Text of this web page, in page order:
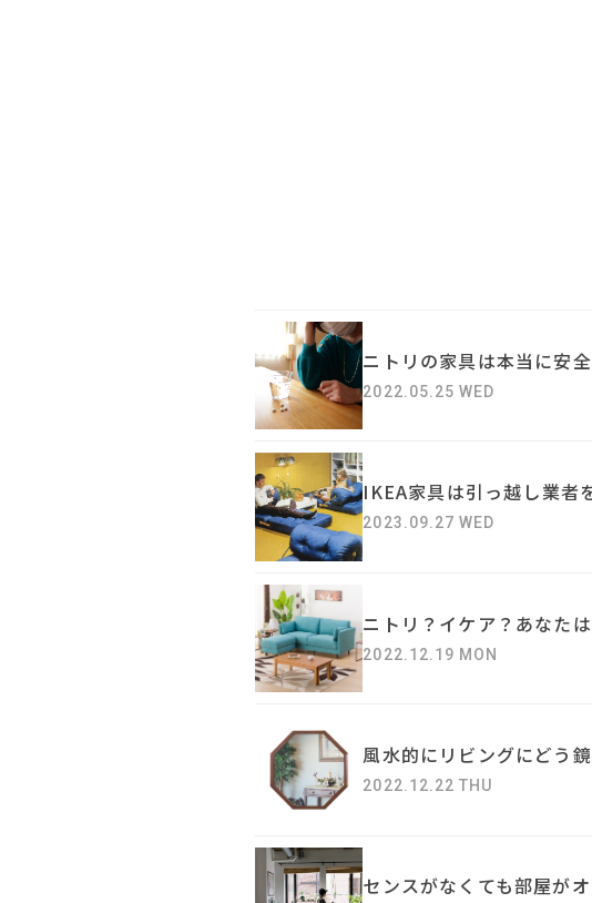
ニトリの家具は本当に安
2022.05.25 WED
IKEA家具は引っ越し業者
2023.09.27 WED
ニトリ？イケア？あなた
2022.12.19 MON
風水的にリビングにどう
2022.12.22 THU
センスがなくても部屋が